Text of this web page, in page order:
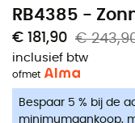
RB4385 -
€ 181,90 €
inclusief btw
ofmet
Bespaar 5 % bij de
minimumaankoop,